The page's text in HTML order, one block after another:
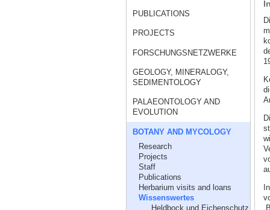
PUBLICATIONS
PROJECTS
FORSCHUNGSNETZWERKE
GEOLOGY, MINERALOGY,
SEDIMENTOLOGY
PALAEONTOLOGY AND
EVOLUTION
BOTANY AND MYCOLOGY
Research
Projects
Staff
Publications
Herbarium visits and loans
Wissenswertes
Heldbock und Eichenschutz